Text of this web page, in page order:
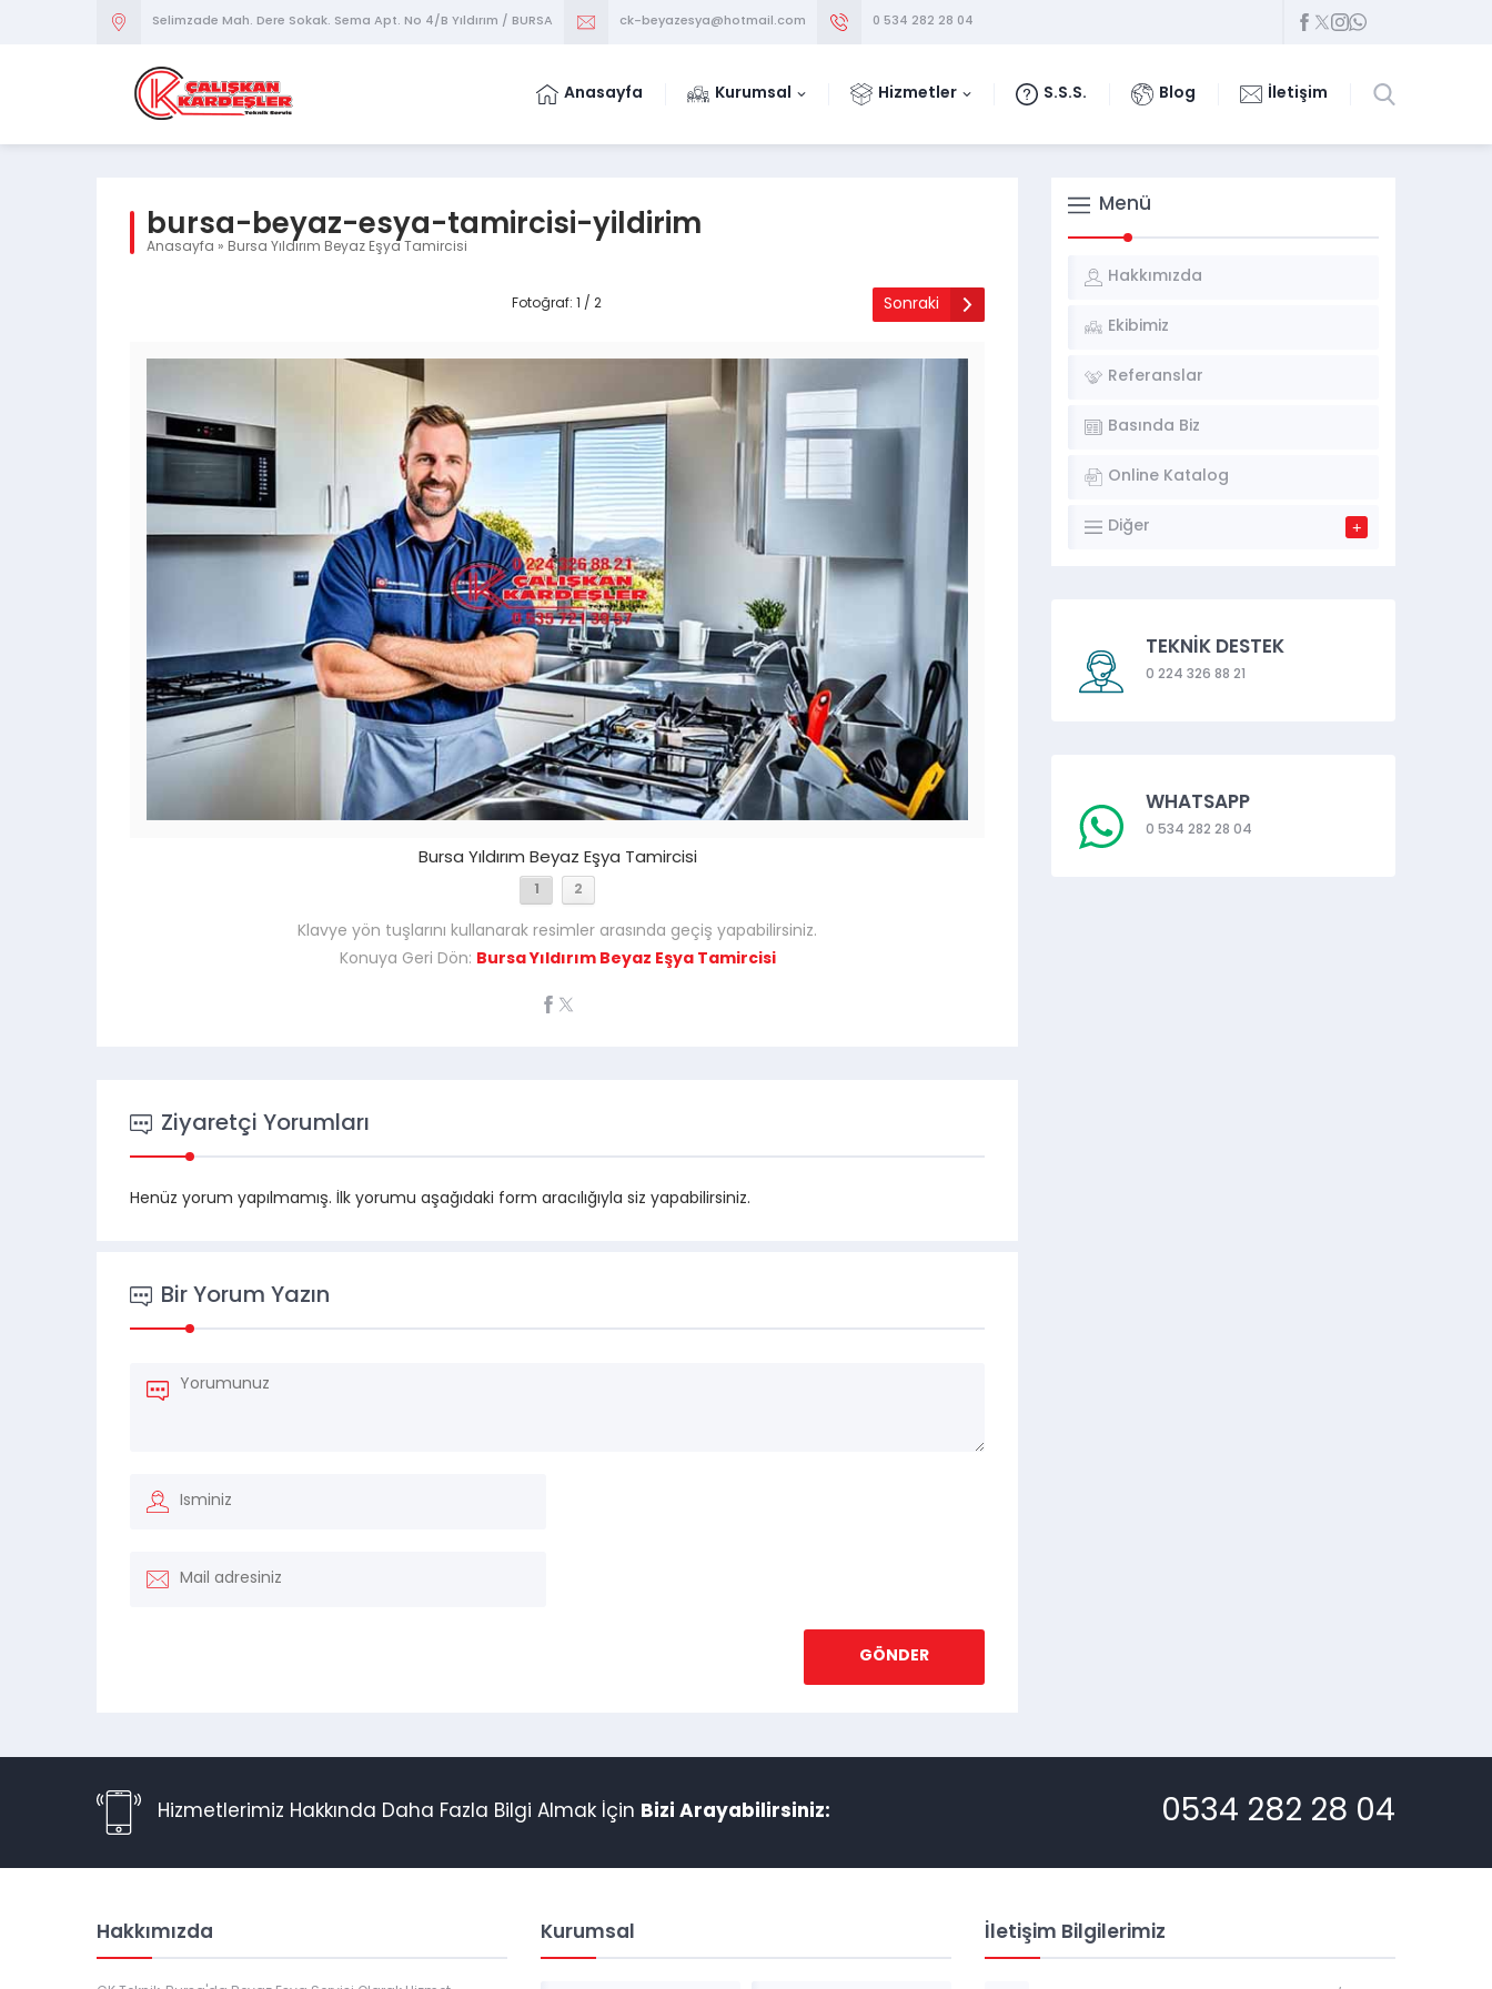
Selimzade Mah. Dere Sokak. Sema Apt. No 4/B Yıldırım / BURSA ck-beyazesya@hotmail.com 0 534 282 28 04
Anasayfa Kurumsal Hizmetler S.S.S. Blog İletişim
bursa-beyaz-esya-tamircisi-yildirim
Anasayfa » Bursa Yıldırım Beyaz Eşya Tamircisi
Fotoğraf: 1 / 2 Sonraki
Bursa Yıldırım Beyaz Eşya Tamircisi
1 2
Klavye yön tuşlarını kullanarak resimler arasında geçiş yapabilirsiniz.
Konuya Geri Dön: Bursa Yıldırım Beyaz Eşya Tamircisi
Ziyaretçi Yorumları
Henüz yorum yapılmamış. İlk yorumu aşağıdaki form aracılığıyla siz yapabilirsiniz.
Bir Yorum Yazın
Menü
Hakkımızda
Ekibimiz
Referanslar
Basında Biz
Online Katalog
Diğer
TEKNİK DESTEK
0 224 326 88 21
WHATSAPP
0 534 282 28 04
Hizmetlerimiz Hakkında Daha Fazla Bilgi Almak İçin Bizi Arayabilirsiniz: 0534 282 28 04
Hakkımızda Kurumsal İletişim Bilgilerimiz